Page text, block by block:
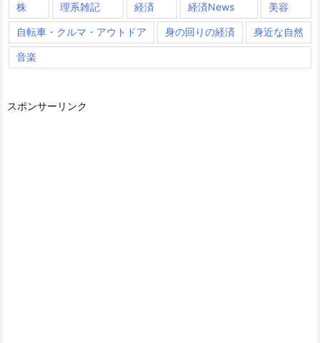
株 理系雑記 経済 経済News 美容
自転車・クルマ・アウトドア 身の回りの経済 身近な自然
音楽
スポンサーリンク